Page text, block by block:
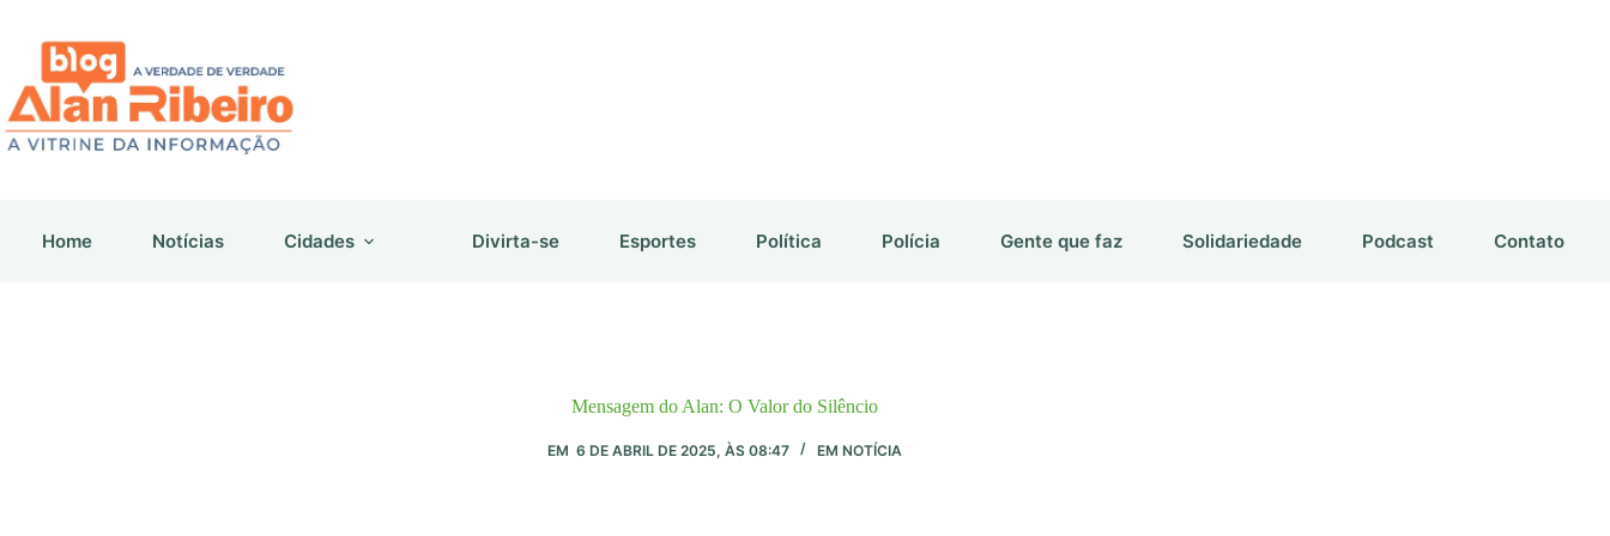
conteúdo
Home Notícias Cidades Divirta-se Esportes Política Polícia Gente que faz Solidariedade Podcast Contato
Mensagem do Alan: O Valor do Silêncio
EM 6 DE ABRIL DE 2025, ÀS 08:47 EM NOTÍCIA